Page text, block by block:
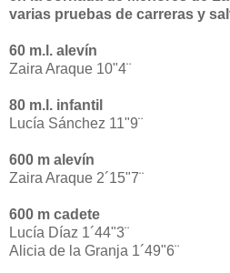
varias pruebas de carreras y
60 m.l. alevín
Zaira Araque 10"4¨
80 m.l. infantil
Lucía Sánchez 11"9¨
600 m alevín
Zaira Araque 2´15"7¨
600 m cadete
Lucía Díaz 1´44"3¨
Alicia de la Granja 1´49"6¨